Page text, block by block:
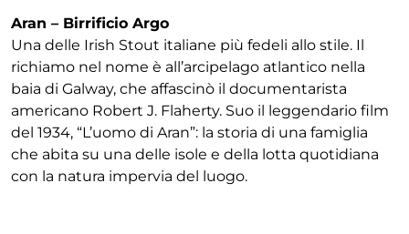
Aran – Birrificio Argo
Una delle Irish Stout italiane più fedeli allo stile. Il
richiamo nel nome è all’arcipelago atlantico nella
baia di Galway, che affascinò il documentarista
americano Robert J. Flaherty. Suo il leggendario film
del 1934, “L’uomo di Aran”: la storia di una famiglia
che abita su una delle isole e della lotta quotidiana
con la natura impervia del luogo.